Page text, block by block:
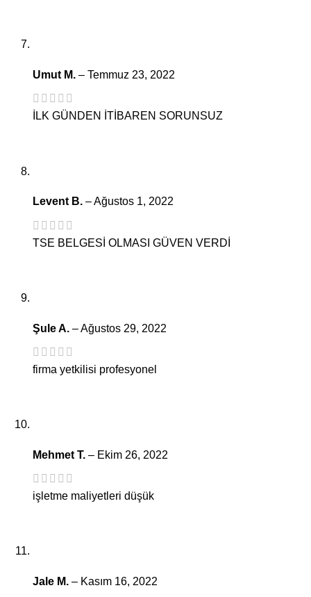
Umut M. – Temmuz 23, 2022
İLK GÜNDEN İTİBAREN SORUNSUZ
Levent B. –Ağustos 1, 2022
TSE BELGESİ OLMASI GÜVEN VERDİ
Şule A. –Ağustos 29, 2022
firma yetkilisi profesyonel
Mehmet T. – Ekim 26, 2022
işletme maliyetleri düşük
Jale M. – Kasım 16, 2022